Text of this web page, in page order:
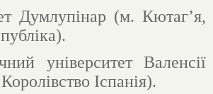
Думлупінар (м. Кютаг’я,
університет Валенсії
Іспанія).